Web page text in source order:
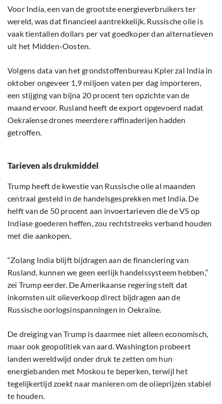
Voor India, een van de grootste energieverbruikers ter
wereld, was dat financieel aantrekkelijk. Russische olie is
vaak tientallen dollars per vat goedkoper dan alternatieven
uit het Midden-Oosten.
Volgens data van het grondstoffenbureau Kpler zal India in
oktober ongeveer 1,9 miljoen vaten per dag importeren,
een stijging van bijna 20 procent ten opzichte van de
maand ervoor. Rusland heeft de export opgevoerd nadat
Oekraïense drones meerdere raffinaderijen hadden
getroffen.
Tarieven als drukmiddel
Trump heeft de kwestie van Russische olie al maanden
centraal gesteld in de handelsgesprekken met India. De
helft van de 50 procent aan invoertarieven die de VS op
Indiase goederen heffen, zou rechtstreeks verband houden
met die aankopen.
“Zolang India blijft bijdragen aan de financiering van
Rusland, kunnen we geen eerlijk handelssysteem hebben,”
zei Trump eerder. De Amerikaanse regering stelt dat
inkomsten uit olieverkoop direct bijdragen aan de
Russische oorlogsinspanningen in Oekraïne.
De dreiging van Trump is daarmee niet alleen economisch,
maar ook geopolitiek van aard. Washington probeert
landen wereldwijd onder druk te zetten om hun
energiebanden met Moskou te beperken, terwijl het
tegelijkertijd zoekt naar manieren om de olieprijzen stabiel
te houden.